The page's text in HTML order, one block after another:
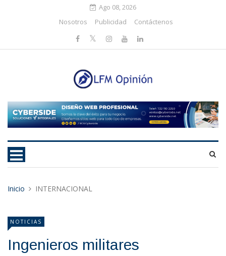
Ago 08, 2026
Nosotros
Publicidad Contáctenos
Inicio INTERNACIONAL
NOTICIAS
Ingenieros militares